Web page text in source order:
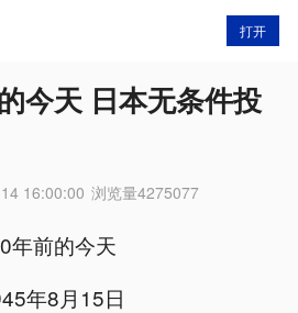
打开
今天 日本无条件投
16:00:00 浏览量4275077
年前的今天
年8月15日